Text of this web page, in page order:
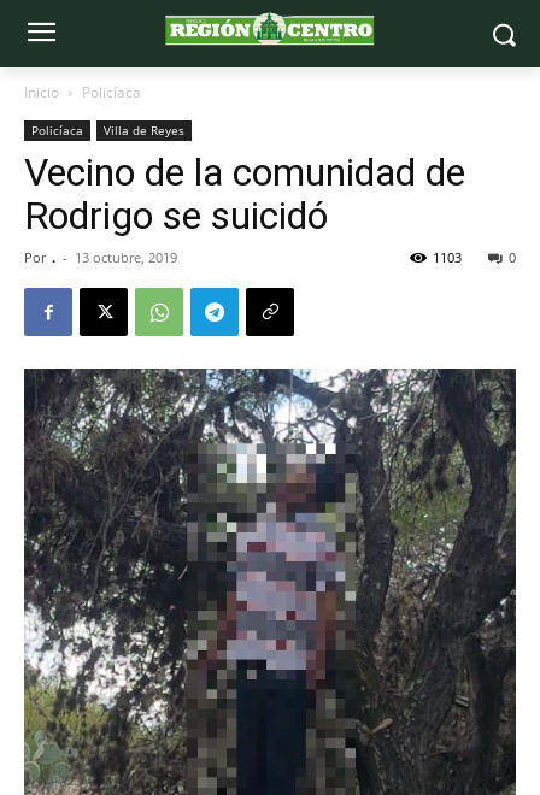
Inicio Policíaca
Policíaca Villa de Reyes
Vecino de la comunidad de
Rodrigo se suicidó
Por . - 13 octubre, 2019 0
1103